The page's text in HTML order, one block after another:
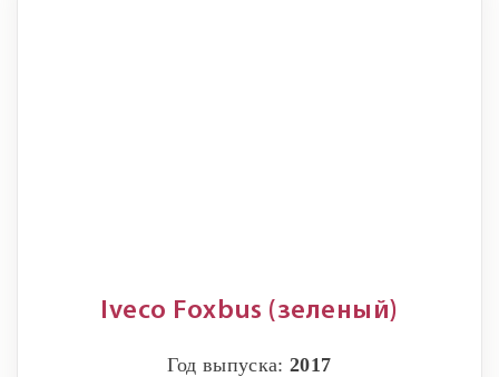
Iveco Foxbus (зеленый)
Год выпуска:2017